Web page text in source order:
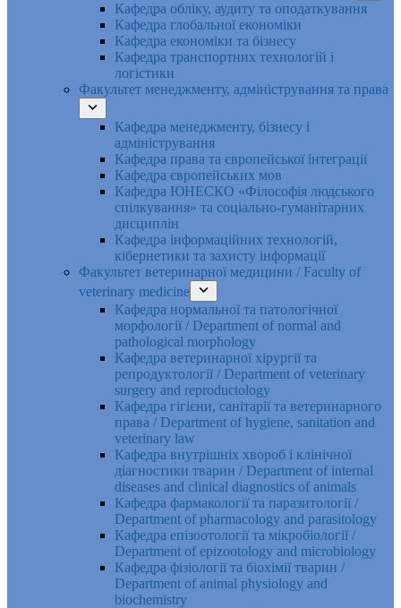
Кафедра обліку, аудиту та оподаткування
Кафедра глобальної економіки
Кафедра економіки та бізнесу
Кафедра транспортних технологій і
логістики
Факультет менеджменту, адміністрування та права
Кафедра менеджменту, бізнесу і
адміністрування
Кафедра права та європейської інтеграції
Кафедра європейських мов
Кафедра ЮНЕСКО «Філософія людського
спілкування» та соціально-гуманітарних
дисциплін
Кафедра інформаційних технологій,
кібернетики та захисту інформації
Факультет ветеринарної медицини / Faculty of
veterinary medicine
Кафедра нормальної та патологічної
морфології / Department of normal and
pathological morphology
Кафедра ветеринарної хірургії та
репродуктології / Department of veterinary
surgery and reproductology
Кафедра гігієни, санітарії та ветеринарного
права / Department of hygiene, sanitation and
veterinary law
Кафедра внутрішніх хвороб і клінічної
діагностики тварин / Department of internal
diseases and clinical diagnostics of animals
Кафедра фармакології та паразитології /
Department of pharmacology and parasitology
Кафедра епізоотології та мікробіології /
Department of epizootology and microbiology
Кафедра фізіології та біохімії тварин /
Department of animal physiology and
biochemistry